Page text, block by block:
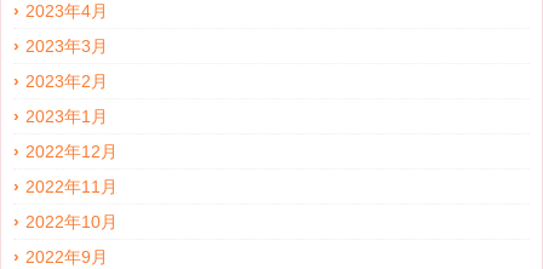
2023年4月
2023年3月
2023年2月
2023年1月
2022年12月
2022年11月
2022年10月
2022年9月